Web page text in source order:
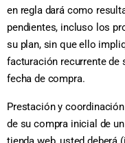
en regla dará como
pendientes, incluso los
su plan, sin que ello
facturación recurrente de
fecha de compra.
Prestación y
de su compra inicial de